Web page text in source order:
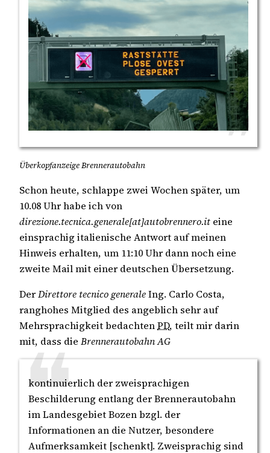
Überkopfanzeige Brennerautobahn
Schon heute, schlappe zwei Wochen später, um
10.08 Uhr habe ich von
direzione.tecnica.generale[at]autobrennero.it eine
einsprachig italienische Antwort auf meinen
Hinweis erhalten, um 11:10 Uhr dann noch eine
zweite Mail mit einer deutschen Übersetzung.
DerDirettore tecnico generaleIng. Carlo Costa,
ranghohes Mitglied des angeblich sehr auf
Mehrsprachigkeit bedachtenPD, teilt mir darin
mit, dass die Brennerautobahn AG
kontinuierlich der zweisprachigen
Beschilderung entlang der Brennerautobahn
im Landesgebiet Bozen bzgl. der
Informationen an die Nutzer, besondere
Aufmerksamkeit [schenkt]. Zweisprachig sind